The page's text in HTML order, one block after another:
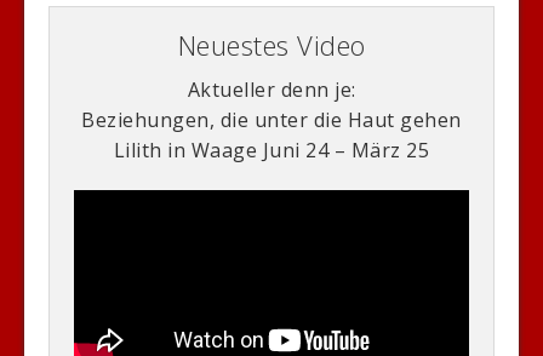
Neuestes Video
Aktueller denn je:
Beziehungen, die unter die Haut gehen
Lilith in Waage Juni 24 – März 25